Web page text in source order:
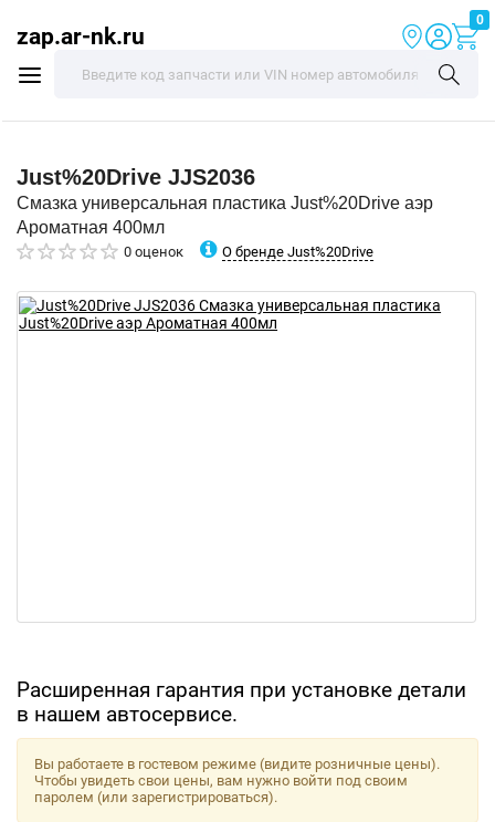
zap.ar-nk.ru
0
Just%20Drive JJS2036
Смазка универсальная пластика Just%20Drive аэр
Ароматная 400мл
0 оценок О бренде Just%20Drive
Расширенная гарантия при установке детали
в нашем автосервисе.
Вы работаете в гостевом режиме (видите розничные цены).
Чтобы увидеть свои цены, вам нужно войти под своим
паролем (или зарегистрироваться).